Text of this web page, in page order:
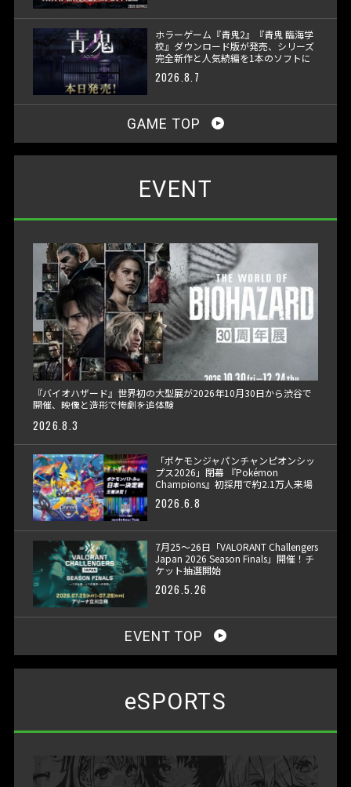
ホラーゲーム『青鬼2』『青鬼 臨海学
校』ダウンロード版が発売、シリーズ
完全新作と人気続編を1本のソフトに
2026.8.7
GAME TOP
EVENT
『バイオハザード』世界初の大型展が2026年10月30日から渋谷で
開催、映像と造形で惨劇を追体験
2026.8.3
「ポケモンジャパンチャンピオンシッ
プス2026」閉幕 『Pokémon
Champions』初採用で約2.1万人来場
2026.6.8
7月25〜26日「VALORANT Challengers
Japan 2026 Season Finals」開催！チ
ケット抽選開始
2026.5.26
EVENT TOP
eSPORTS